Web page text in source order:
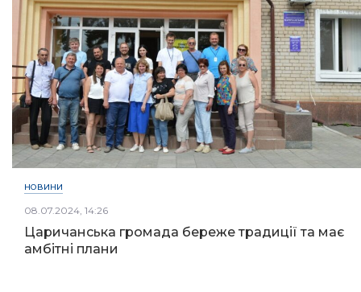
НОВИНИ
08.07.2024, 14:26
Царичанська громада береже традиції та має
амбітні плани